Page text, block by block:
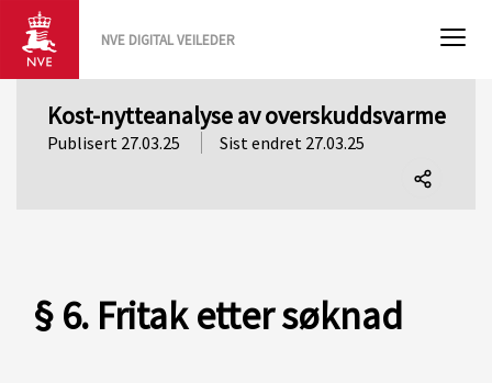
NVE DIGITAL VEILEDER
Kost-nytteanalyse av overskuddsvarme
Publisert 27.03.25 Sist endret 27.03.25
§ 6. Fritak etter søknad